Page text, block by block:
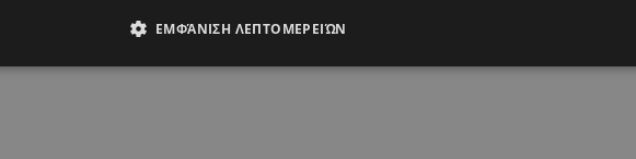
προγραμματισμό της συνάντησης
ΕΜΦΆΝΙΣΗ ΛΕΠΤΟΜΕΡΕΙΏΝ